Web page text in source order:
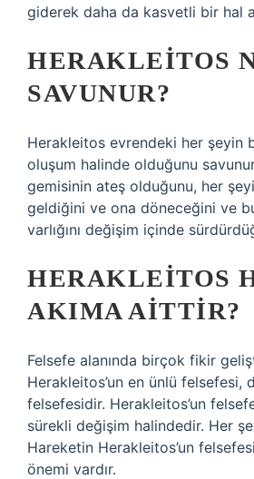
giderek daha da kasvetli bir hal
HERAKLEITOS
SAVUNUR?
Herakleitos evrendeki her şeyin
oluşum halinde olduğunu
gemisinin ateş olduğunu, her
geldiğini ve ona döneceğini ve
varlığını değişim içinde
HERAKLEITOS
AKIMA AITTIR?
Felsefe alanında birçok fikir
Herakleitos’un en ünlü felsefesi,
felsefesidir. Herakleitos’un
sürekli değişim halindedir. Her
Hareketin Herakleitos’un
önemi vardır.